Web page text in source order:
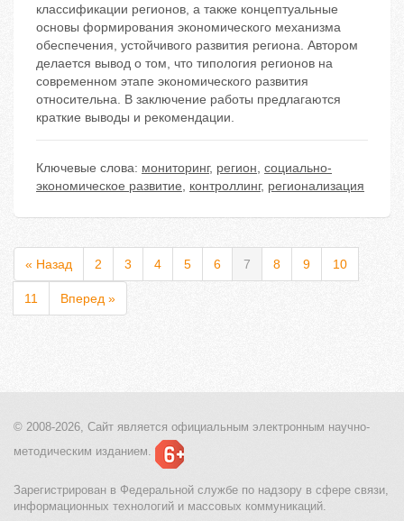
классификации регионов, а также концептуальные
основы формирования экономического механизма
обеспечения, устойчивого развития региона. Автором
делается вывод о том, что типология регионов на
современном этапе экономического развития
относительна. В заключение работы предлагаются
краткие выводы и рекомендации.
Ключевые слова: мониторинг, регион, социально-
экономическое развитие, контроллинг, регионализация
« Назад 2 3 4 5 6 7 8 9 10
11 Вперед »
© 2008-2026, Сайт является официальным электронным научно-
методическим изданием.
Зарегистрирован в Федеральной службе по надзору в сфере связи,
информационных технологий и массовых коммуникаций.